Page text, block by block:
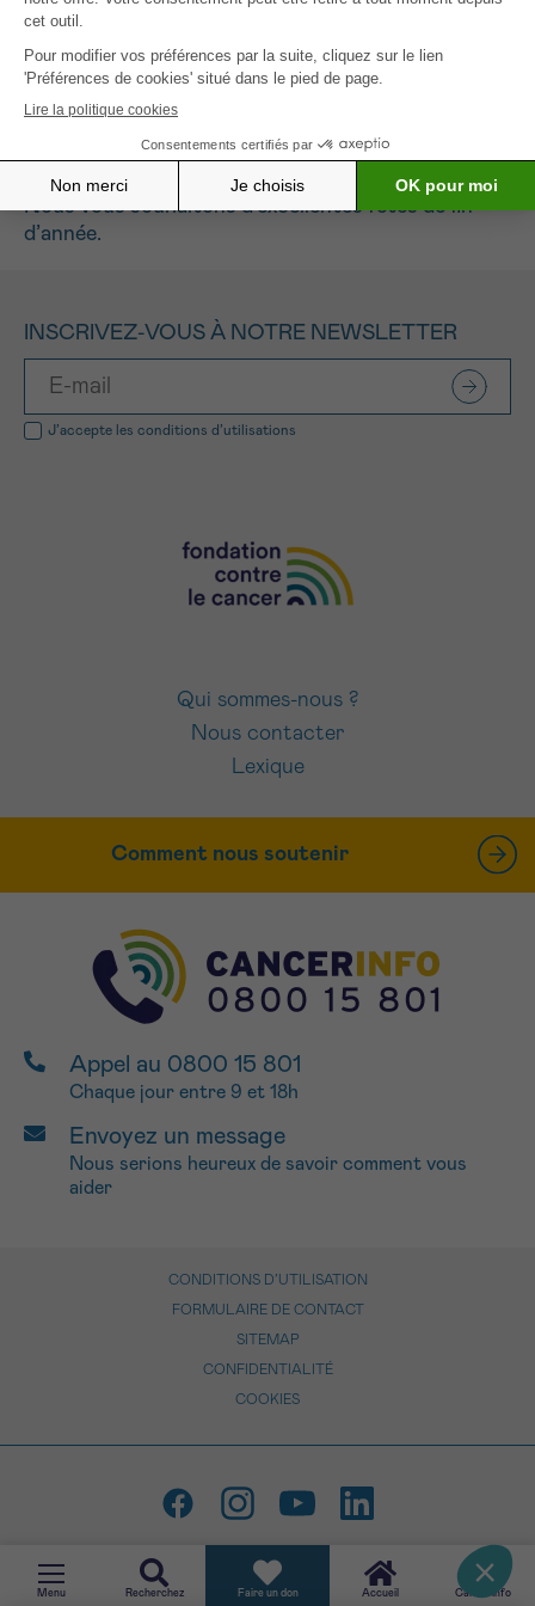
Menu Recherchez Faire un don Accueil CancerInfo
synonyme de résolutions, découvrez nos 12 bonnes
12 bonnes résolutions
Nous vous souhaitons d’excellentes fêtes de fin
d’année.
INSCRIVEZ-VOUS À NOTRE NEWSLETTER
J’accepte les conditions d’utilisations
Qui sommes-nous ?
Nous contacter
Lexique
Comment nous soutenir
Appel au 0800 15 801
Chaque jour entre 9 et 18h
Envoyez un message
Nous serions heureux de savoir comment vous
aider
CONDITIONS D’UTILISATION
FORMULAIRE DE CONTACT
SITEMAP
CONFIDENTIALITÉ
COOKIES